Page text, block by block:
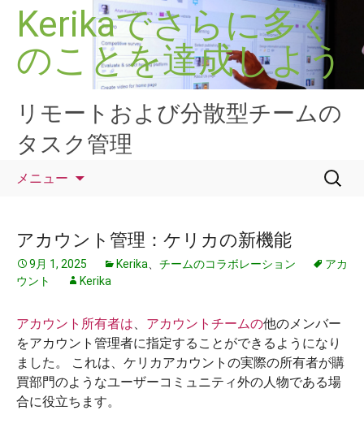
Kerikaでさらに多く
のことを達成しよう
リモートおよび分散型チームの
タスク管理
メニュー
検
索:
アカウント管理：ケリカの新機能
9月 1, 2025 Kerika チームのコラボレーション
アカ
ウント
Kerika
アカウント所有者は、 アカウントチームの他のメンバー
をアカウント管理者に指定することができるようになり
ました。 これは、ケリカアカウントの実際の所有者が購
買部門のようなユーザーコミュニティ外の人物である場
合に役立ちます。